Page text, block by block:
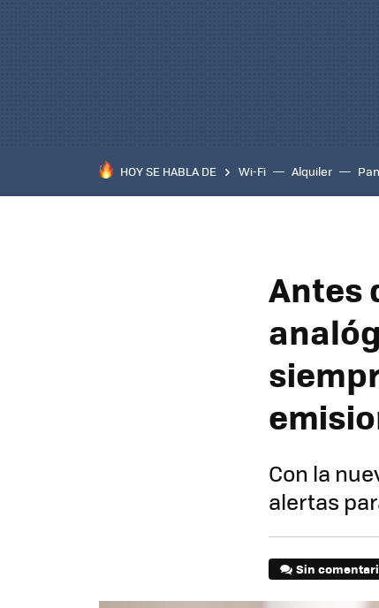
HOY SE HABLA DE Wi-Fi Alquiler
Antes
Con la
alertas
Sin